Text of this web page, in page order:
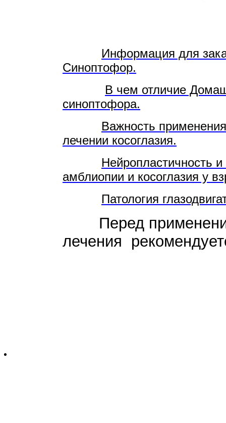
Информация для
Синоптофор.
В чем отличие
синоптофора.
Важность
лечении косоглазия.
Нейропластичность
амблиопии и косоглазия у
Патология
Перед
лечения